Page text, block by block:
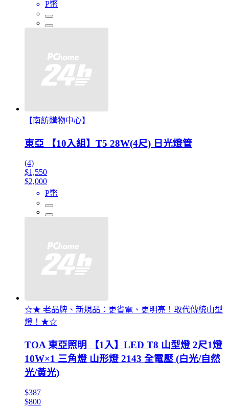
P幣
【南紡購物中心】
東亞 【10入組】T5 28W(4尺) 日光燈管
(4)
$1,550
$2,000
P幣
☆★ 老品牌、新規品：更省電、更明亮！取代傳統山型
燈！★☆
TOA 東亞照明 【1入】LED T8 山型燈 2尺1燈
10W×1 三角燈 山形燈 2143 全電壓 (白光/自然
光/黃光)
$387
$800